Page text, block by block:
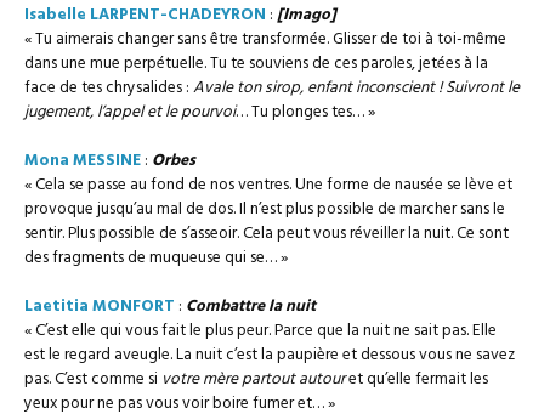
Isabelle LARPENT-CHADEYRON :[Imago]
« Tu aimerais changer sans être transformée. Glisser de toi à toi-même
dans une mue perpétuelle. Tu te souviens de ces paroles, jetées à la
face de tes chrysalides :Avale ton sirop, enfant inconscient ! Suivront le
jugement, l’appel et le pourvoi… Tu plonges tes… »
Mona MESSINE: Orbes
« Cela se passe au fond de nos ventres. Une forme de nausée se lève et
provoque jusqu’au mal de dos. Il n’est plus possible de marcher sans le
sentir. Plus possible de s’asseoir. Cela peut vous réveiller la nuit. Ce sont
des fragments de muqueuse qui se… »
Laetitia MONFORT : Combattre la nuit
« C’est elle qui vous fait le plus peur. Parce que la nuit ne sait pas. Elle
est le regard aveugle. La nuit c’est la paupière et dessous vous ne savez
pas. C’est comme si votre mère partout autouret qu’elle fermait les
yeux pour ne pas vous voir boire fumer et… »